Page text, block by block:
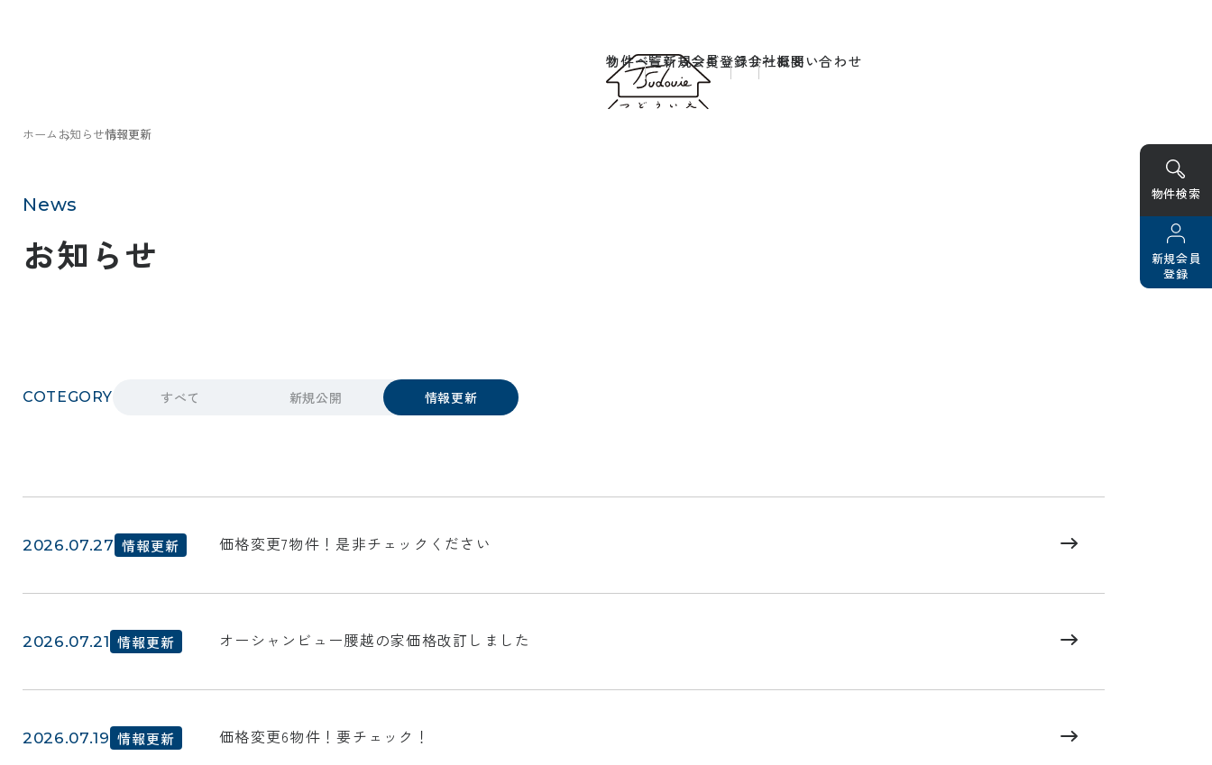
物件一覧新規会員登録会社概要
リノベーションギャラリーお問い合わせ
ホーム お知らせ情報更新
News
お知らせ
COTEGORY すべて 新規公開 情報更新
2026.07.27 情報更新 価格変更7物件！是非チェックください
2026.07.21 情報更新 オーシャンビュー腰越の家価格改訂しました
2026.07.19 情報更新 価格変更6物件！要チェック！
物件検索
新規会員
登録